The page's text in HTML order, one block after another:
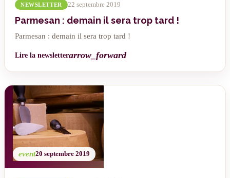
NEWSLETTER 22 septembre 2019
Parmesan : demain il sera trop tard !
Parmesan : demain il sera trop tard !
Lire la newsletterarrow_forward
event20 septembre 2019